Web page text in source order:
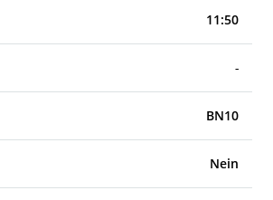
11:50
-
BN10
Nein